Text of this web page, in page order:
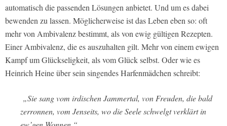
automatisch die passenden Lösungen anbietet. Und um es dabei
bewenden zu lassen. Möglicherweise ist das Leben eben so: oft
mehr von Ambivalenz bestimmt, als von ewig gültigen Rezepten.
Einer Ambivalenz, die es auszuhalten gilt. Mehr von einem ewigen
Kampf um Glückseligkeit, als vom Glück selbst. Oder wie es
Heinrich Heine über sein singendes Harfenmädchen schreibt:
„Sie sang vom irdischen Jammertal, von Freuden, die bald
zerronnen, vom Jenseits, wo die Seele schwelgt verklärt in